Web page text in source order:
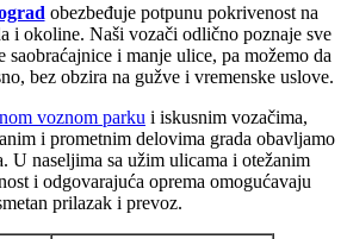
obezbeđuje potpunu pokrivenost na
i okoline. Naši vozači odlično poznaje sve
saobraćajnice i manje ulice, pa možemo da
bez obzira na gužve i vremenske uslove.
voznom parku i iskusnim vozačima,
i prometnim delovima grada obavljamo
U naseljima sa užim ulicama i otežanim
i odgovarajuća oprema omogućavaju
prilazak i prevoz.